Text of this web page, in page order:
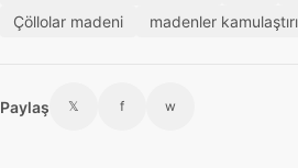
Çöllolar madeni
madenler
Paylaş 𝕏 f w